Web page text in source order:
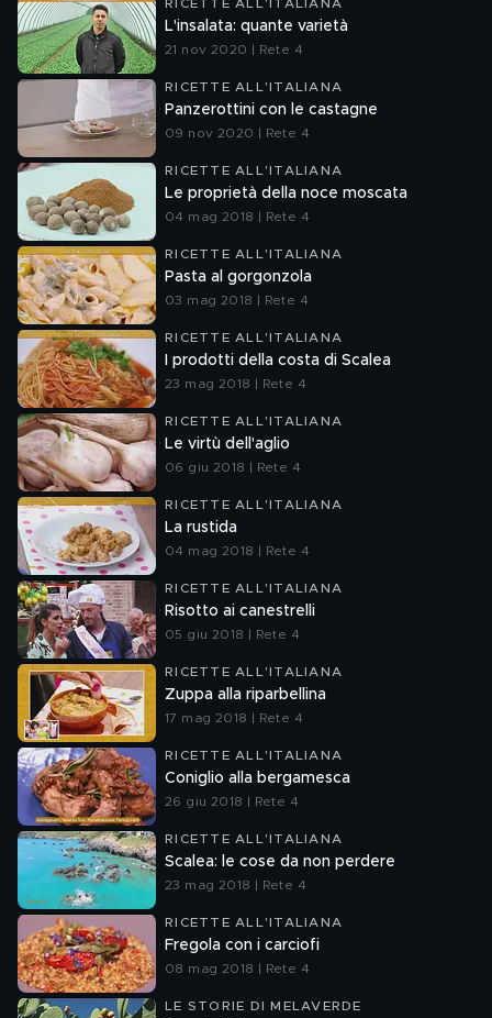
RICETTE ALL'ITALIANA
L'insalata: quante varietà
21 nov 2020 | Rete 4
RICETTE ALL'ITALIANA
Panzerottini con le castagne
09 nov 2020 | Rete 4
RICETTE ALL'ITALIANA
Le proprietà della noce moscata
04 mag 2018 | Rete 4
RICETTE ALL'ITALIANA
Pasta al gorgonzola
03 mag 2018 | Rete 4
RICETTE ALL'ITALIANA
I prodotti della costa di Scalea
23 mag 2018 | Rete 4
RICETTE ALL'ITALIANA
Le virtù dell'aglio
06 giu 2018 | Rete 4
RICETTE ALL'ITALIANA
La rustida
04 mag 2018 | Rete 4
RICETTE ALL'ITALIANA
Risotto ai canestrelli
05 giu 2018 | Rete 4
RICETTE ALL'ITALIANA
Zuppa alla riparbellina
17 mag 2018 | Rete 4
RICETTE ALL'ITALIANA
Coniglio alla bergamesca
26 giu 2018 | Rete 4
RICETTE ALL'ITALIANA
Scalea: le cose da non perdere
23 mag 2018 | Rete 4
RICETTE ALL'ITALIANA
Fregola con i carciofi
08 mag 2018 | Rete 4
LE STORIE DI MELAVERDE